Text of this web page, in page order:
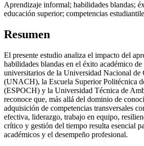
Aprendizaje informal; habilidades blandas;
educación superior; competencias
Resumen
El presente estudio analiza el impacto del
habilidades blandas en el éxito académico de
universitarios de la Universidad Nacional de
(UNACH), la Escuela Superior Politécnica
(ESPOCH) y la Universidad Técnica de
reconoce que, más allá del dominio de
adquisición de competencias transversales
efectiva, liderazgo, trabajo en equipo,
crítico y gestión del tiempo resulta esencial
académicos y el desempeño profesional.